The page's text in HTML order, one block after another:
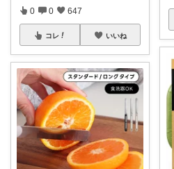
0 0 647
コレ いいね